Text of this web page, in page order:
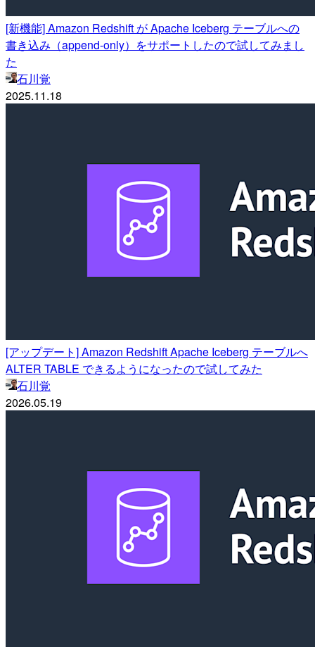
[新機能] Amazon Redshift が Apache Iceberg テーブルへの
書き込み（append-only）をサポートしたので試してみまし
た
石川覚
2025.11.18
[アップデート] Amazon Redshift Apache Iceberg テーブルへ
ALTER TABLE できるようになったので試してみた
石川覚
2026.05.19